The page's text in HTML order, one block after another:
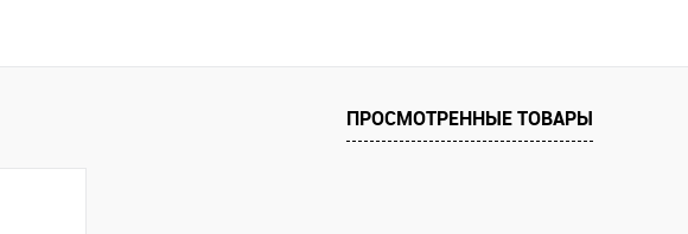
ПРОСМОТРЕННЫЕ ТОВАРЫ